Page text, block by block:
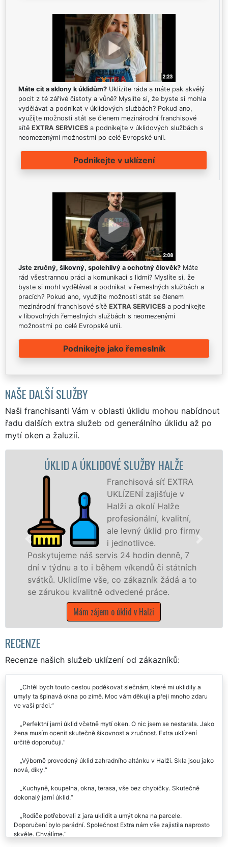
Máte cit a sklony k úklidům? Uklízíte ráda a máte pak skvělý
pocit z té zářivé čistoty a vůně? Myslíte si, že byste si mohla
vydělávat a podnikat v úklidových službách? Pokud ano,
využijte možnosti stát se členem mezinárodní franchisové
sítě EXTRA SERVICES a podnikejte v úklidových službách s
neomezenými možnostmi po celé Evropské unii.
Podnikejte v uklízení
Jste zručný, šikovný, spolehlivý a ochotný člověk? Máte
rád všestrannou práci a komunikaci s lidmi? Myslíte si, že
byste si mohl vydělávat a podnikat v řemeslných službách a
pracích? Pokud ano, využijte možnosti stát se členem
mezinárodní franchisové sítě EXTRA SERVICES a podnikejte
v libovolných řemeslných službách s neomezenými
možnostmi po celé Evropské unii.
Podnikejte jako řemeslník
NAŠE DALŠÍ SLUŽBY
Naši franchisanti Vám v oblasti úklidu mohou nabídnout
řadu dalších extra služeb od generálního úklidu až po
mytí oken a žaluzií.
SLUŽBY HALŽE
Franchisová síť EXTRA
UKLÍZENÍ zajišťuje v
Halži a okolí Halže
profesionální, kvalitní,
ale levný úklid pro firmy
i jednotlivce.
servis 24 hodin denně, 7
i během víkendů či státních
vše, co zákazník žádá a to
odvedené práce.
zájem o úklid v Halži
ÚKLIDOVÁ
nabízíme pro
státní podniky,
Plzeňském
RECENZE
Recenze našich služeb uklízení od zákazníků:
Chtěl bych touto cestou poděkovat slečnám, které mi uklidily a
umyly ta špinavá okna po zimě. Moc vám děkuji a přeji mnoho zdaru
ve vaší práci.
Perfektní jarní úklid včetně mytí oken. O nic jsem se nestarala. Jako
žena musím ocenit skutečně šikovnost a zručnost. Extra uklízení
určitě doporučuji.
Výborně provedený úklid zahradního altánku v Halži. Skla jsou jako
nová, díky.
Kuchyně, koupelna, okna, terasa, vše bez chybičky. Skutečně
dokonalý jarní úklid.
Rodiče potřebovali z jara uklidit a umýt okna na parcele.
Doporučení bylo parádní. Společnost Extra nám vše zajistila naprosto
skvěle. Chválíme.